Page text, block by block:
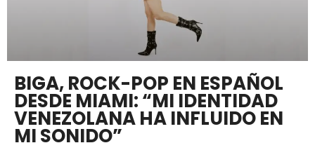
BIGA, ROCK-POP EN ESPAÑOL
DESDE MIAMI: “MI IDENTIDAD
VENEZOLANA HA INFLUIDO EN
MI SONIDO”